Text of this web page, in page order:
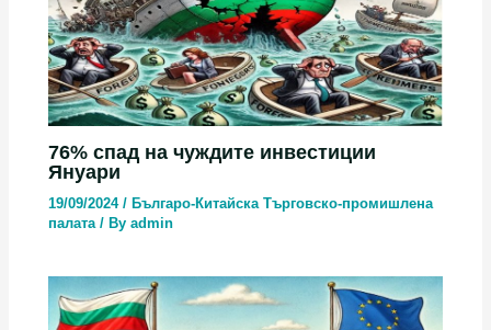
76% спад на чуждите инвестиции
Януари
19/09/2024/Българо-Китайска Търговско-промишлена
палaта / Byadmin